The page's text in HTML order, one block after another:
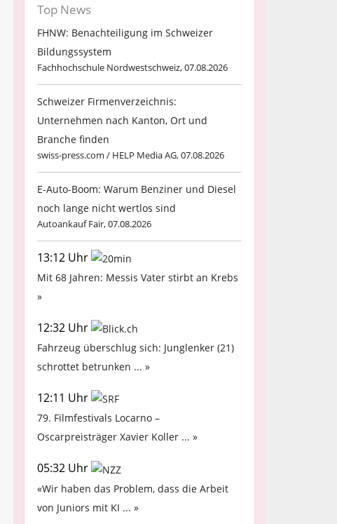
Top News
FHNW: Benachteiligung im Schweizer
Bildungssystem
Fachhochschule Nordwestschweiz, 07.08.2026
Schweizer Firmenverzeichnis:
Unternehmen nach Kanton, Ort und
Branche finden
swiss-press.com / HELP Media AG, 07.08.2026
E-Auto-Boom: Warum Benziner und Diesel
noch lange nicht wertlos sind
Autoankauf Fair, 07.08.2026
13:12 Uhr
Mit 68 Jahren: Messis Vater stirbt an Krebs
»
12:32 Uhr
Fahrzeug überschlug sich: Junglenker (21)
schrottet betrunken ... »
12:11 Uhr
79. Filmfestivals Locarno –
Oscarpreisträger Xavier Koller ... »
05:32 Uhr
«Wir haben das Problem, dass die Arbeit
von Juniors mit KI ... »